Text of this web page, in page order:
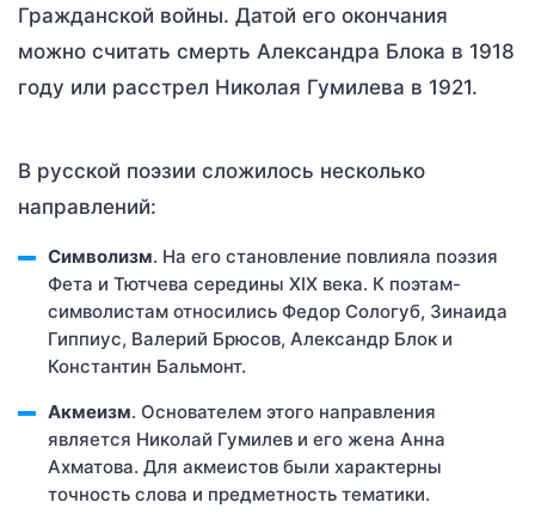
Гражданской войны. Датой его окончания
можно считать смерть Александра Блока в 1918
году или расстрел Николая Гумилева в 1921.
В русской поэзии сложилось несколько
направлений:
Символизм. На его становление повлияла поэзия
Фета и Тютчева середины XIX века. К поэтам-
символистам относились Федор Сологуб, Зинаида
Гиппиус, Валерий Брюсов, Александр Блок и
Константин Бальмонт.
Акмеизм. Основателем этого направления
является Николай Гумилев и его жена Анна
Ахматова. Для акмеистов были характерны
точность слова и предметность тематики.